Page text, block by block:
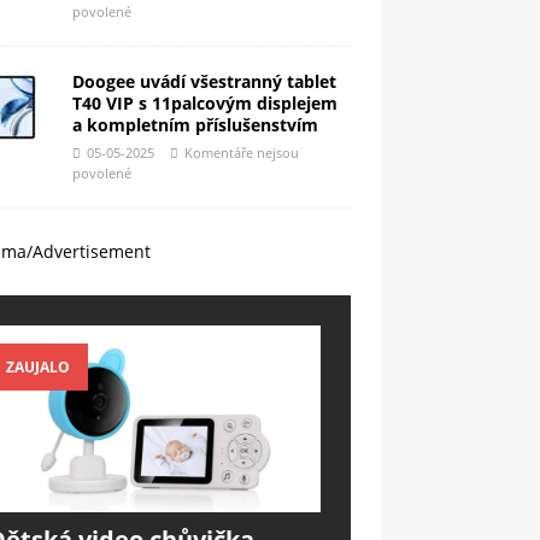
povolené
Doogee uvádí všestranný tablet
T40 VIP s 11palcovým displejem
a kompletním příslušenstvím
05-05-2025
Komentáře nejsou
povolené
Advertisement
ZAUJALO